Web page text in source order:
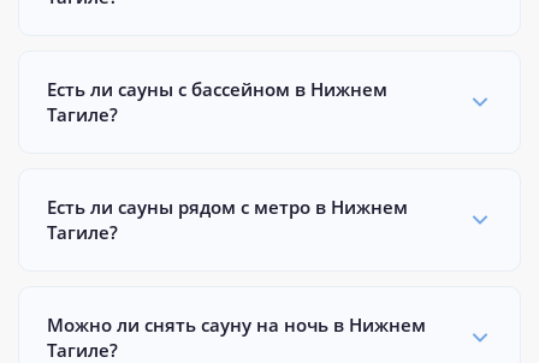
Есть ли сауны с бассейном в Нижнем
Тагиле?
Есть ли сауны рядом с метро в Нижнем
Тагиле?
Можно ли снять сауну на ночь в Нижнем
Тагиле?